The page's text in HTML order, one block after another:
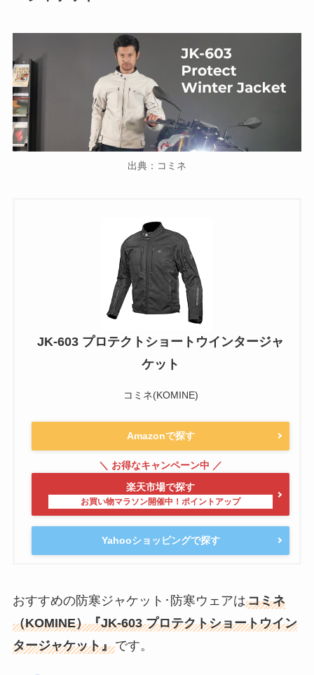
出典：コミネ
JK-603 プロテクトショートウインタージャ
ケット
コミネ(KOMINE)
Amazonで探す
楽天市場で探す
Yahooショッピングで探す
おすすめの防寒ジャケット･防寒ウェアはコミネ
（KOMINE）『JK-603 プロテクトショートウイン
タージャケット』です。